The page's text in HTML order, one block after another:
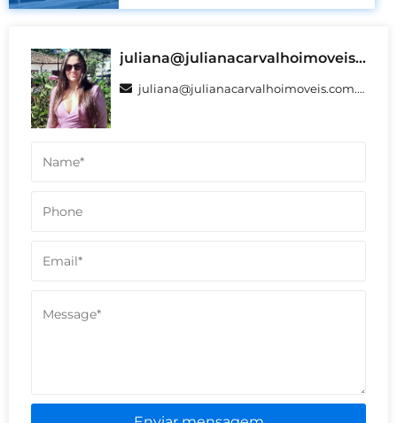
juliana@julianacarvalhoimoveis.com.br
juliana@julianacarvalhoimoveis.com.br